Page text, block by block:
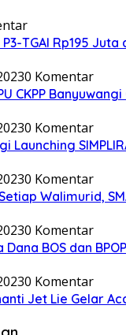
P3-TGAI Rp195
0 Komentar
CKPP
0 Komentar
Launching
0 Komentar
Walimurid,
0 Komentar
BOS dan
0 Komentar
Jet Lie Gelar